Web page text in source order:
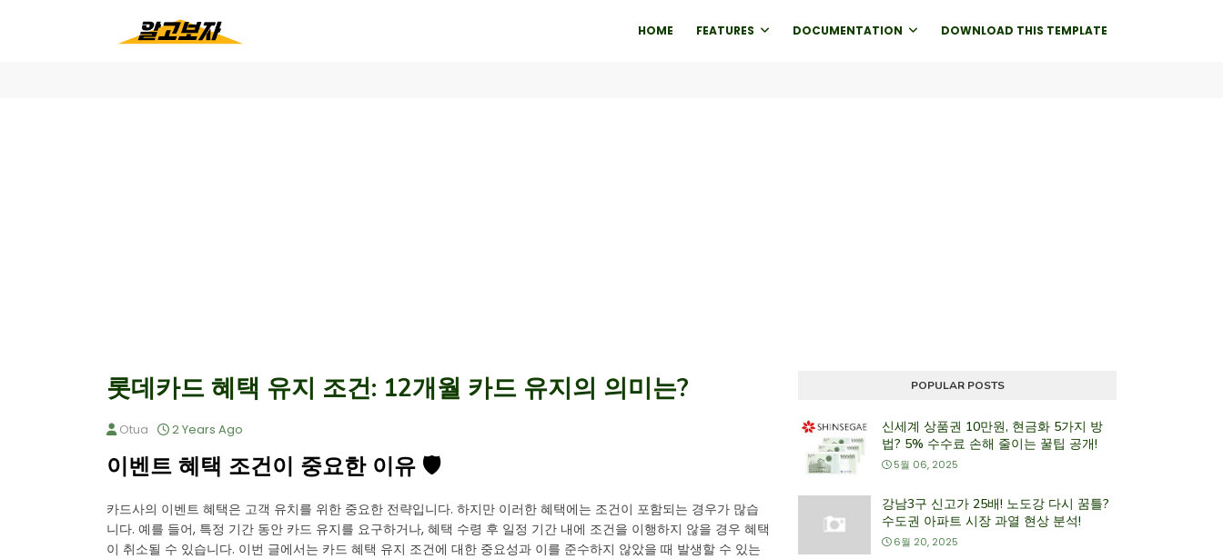
HOME FEATURES DOCUMENTATION DOWNLOAD THIS TEMPLATE
롯데카드 혜택 유지 조건: 12개월 카드 유지의 의미는?
Otua 2 Years Ago
이벤트 혜택 조건이 중요한 이유 🛡️
카드사의 이벤트 혜택은 고객 유치를 위한 중요한 전략입니다. 하지만 이러한 혜택에는 조건이 포함되는 경우가 많습
니다. 예를 들어, 특정 기간 동안 카드 유지를 요구하거나, 혜택 수령 후 일정 기간 내에 조건을 이행하지 않을 경우 혜택
이 취소될 수 있습니다. 이번 글에서는 카드 혜택 유지 조건에 대한 중요성과 이를 준수하지 않았을 때 발생할 수 있는
POPULAR POSTS
신세계 상품권 10만원, 현금화 5가지 방
법? 5% 수수료 손해 줄이는 꿀팁 공개!
5월 06, 2025
강남3구 신고가 25배! 노도강 다시 꿈틀?
수도권 아파트 시장 과열 현상 분석!
6월 20, 2025